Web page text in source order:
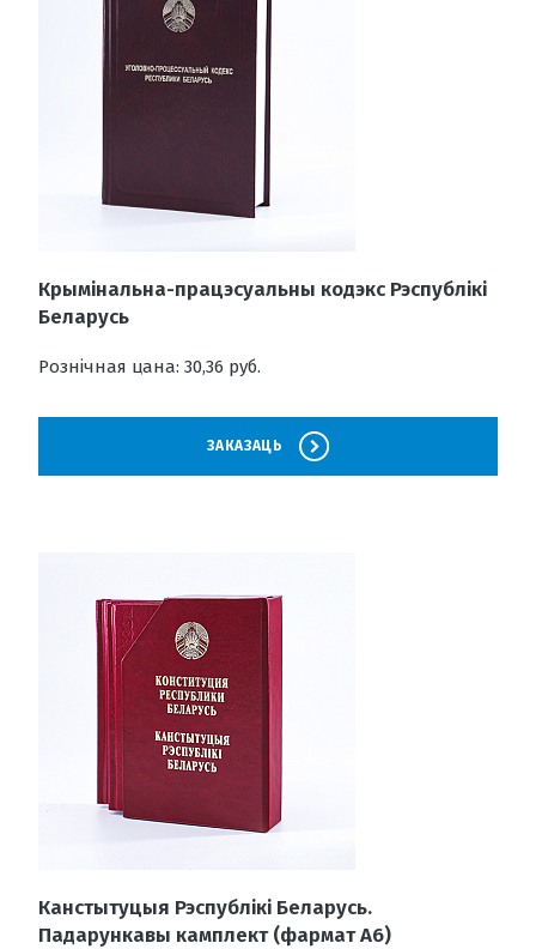
Крымінальна-працэсуальны кодэкс Рэспублікі
Беларусь
Рознічная цана: 30,36 руб.
ЗАКАЗАЦЬ
Канстытуцыя Рэспублікі Беларусь.
Падарункавы камплект (фармат А6)